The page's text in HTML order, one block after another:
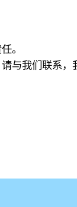
。
与我们联系